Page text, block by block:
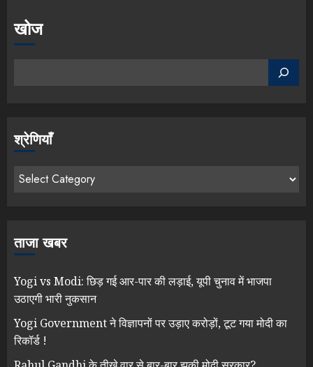
खोज
श्रेणियाँ
ताजा खबर
Yogi vs Modi: छिड़ गई आर-पार की लड़ाई, यूपी चुनाव में भाजपा
उठाएगी भारी नुकसान
Yogi Government ने विज्ञापनों पर उड़ाए करोड़ों, टूट गया मोदी का
रिकॉर्ड !